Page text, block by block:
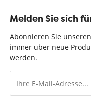
Melden Sie sich
Abonnieren Sie
immer über neue
werden.